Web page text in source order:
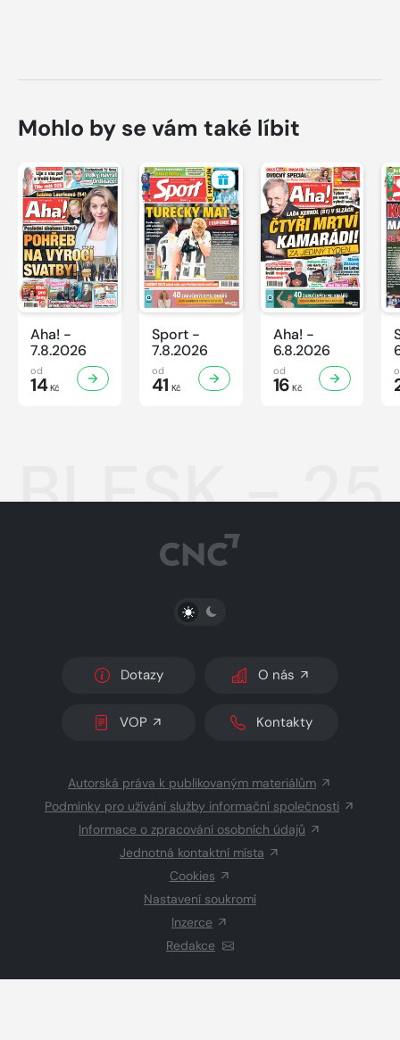
Mohlo by se vám také líbit
Aha! -
7.8.2026
od
14Kč
Sport -
7.8.2026
od
41 Kč
Aha! -
6.8.2026
od
16 Kč
BLESK -
PŘEPNOUT SVĚTLÝ/TMAVÝ REŽIM
Dotazy O nás
VOP Kontakty
Autorská práva k publikovaným materiálům
Podmínky pro užívání služby informační společnosti
Informace o zpracování osobních údajů
Jednotná kontaktní místa
Cookies
Nastavení soukromí
Inzerce
Redakce